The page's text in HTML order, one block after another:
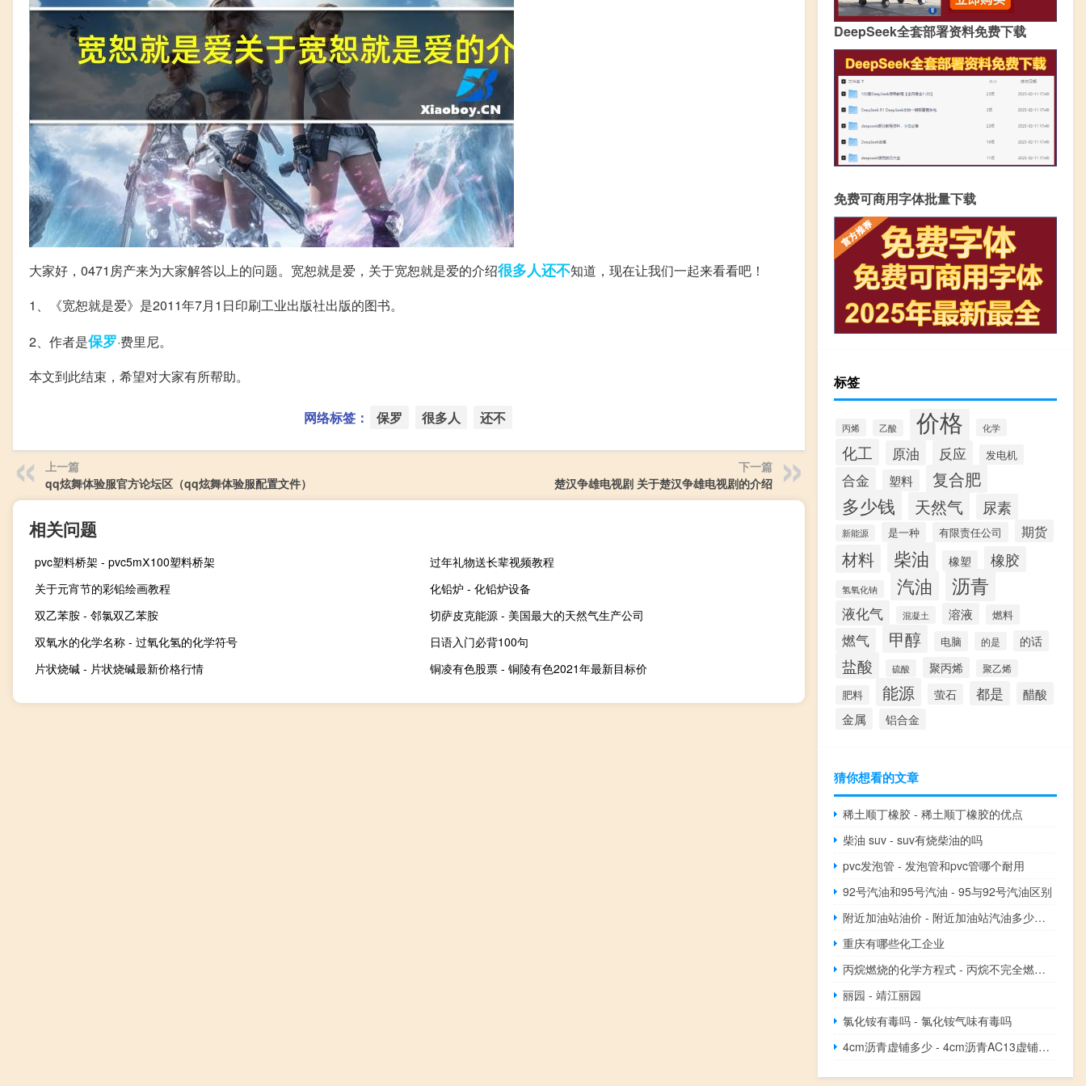
大家好，0471房产来为大家解答以上的问题。宽恕就是爱，关于宽恕就是爱的介绍很多人还不知道，现在让我们一起来看看吧！
1、《宽恕就是爱》是2011年7月1日印刷工业出版社出版的图书。
2、作者是保罗·费里尼。
本文到此结束，希望对大家有所帮助。
网络标签： 保罗 很多人 还不
上一篇
qq炫舞体验服官方论坛区（qq炫舞体验服配置文件）
下一篇
楚汉争雄电视剧 关于楚汉争雄电视剧的介绍
相关问题
pvc塑料桥架 - pvc5mⅩ100塑料桥架
过年礼物送长辈视频教程
关于元宵节的彩铅绘画教程
化铅炉 - 化铅炉设备
双乙苯胺 - 邻氯双乙苯胺
切萨皮克能源 - 美国最大的天然气生产公司
双氧水的化学名称 - 过氧化氢的化学符号
日语入门必背100句
片状烧碱 - 片状烧碱最新价格行情
铜凌有色股票 - 铜陵有色2021年最新目标价
DeepSeek全套部署资料免费下载
免费可商用字体批量下载
标签
丙烯 乙酸 价格 化学
化工 原油 反应 发电机
合金 塑料 复合肥
多少钱 天然气 尿素
新能源 是一种 有限责任公司 期货
材料 柴油 橡塑 橡胶
氢氧化钠 汽油 沥青
液化气 混凝土 溶液 燃料
燃气 甲醇 电脑 的是 的话
盐酸 硫酸 聚丙烯 聚乙烯
肥料 能源 萤石 都是 醋酸
金属 铝合金
猜你想看的文章
稀土顺丁橡胶 - 稀土顺丁橡胶的优点
柴油 suv - suv有烧柴油的吗
pvc发泡管 - 发泡管和pvc管哪个耐用
92号汽油和95号汽油 - 95与92号汽油区别
附近加油站油价 - 附近加油站汽油多少钱一升
重庆有哪些化工企业
丙烷燃烧的化学方程式 - 丙烷不完全燃烧的化学方程式
丽园 - 靖江丽园
氯化铵有毒吗 - 氯化铵气味有毒吗
4cm沥青虚铺多少 - 4cm沥青AC13虚铺多少公分